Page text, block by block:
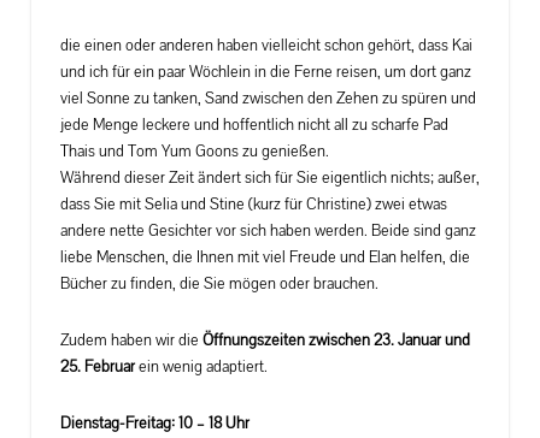
die einen oder anderen haben vielleicht schon gehört, dass Kai
und ich für ein paar Wöchlein in die Ferne reisen, um dort ganz
viel Sonne zu tanken, Sand zwischen den Zehen zu spüren und
jede Menge leckere und hoffentlich nicht all zu scharfe Pad
Thais und Tom Yum Goons zu genießen.
Während dieser Zeit ändert sich für Sie eigentlich nichts; außer,
dass Sie mit Selia und Stine (kurz für Christine) zwei etwas
andere nette Gesichter vor sich haben werden. Beide sind ganz
liebe Menschen, die Ihnen mit viel Freude und Elan helfen, die
Bücher zu finden, die Sie mögen oder brauchen.
Zudem haben wir die Öffnungszeiten zwischen 23. Januar und
25. Februarein wenig adaptiert.
Dienstag-Freitag: 10 – 18 Uhr